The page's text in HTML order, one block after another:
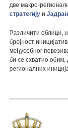
две макро-
стратегију и
Различити облици,
бројност
међусобног
би се схватио обим,
регионалних